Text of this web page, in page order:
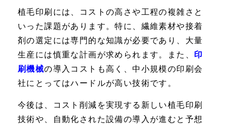
植毛印刷には、コストの高さや工程の複雑さと
いった課題があります。特に、繊維素材や接着
剤の選定には専門的な知識が必要であり、大量
生産には慎重な計画が求められます。また、 印
刷機械の導入コストも高く、中小規模の印刷会
社にとってはハードルが高い技術です。
今後は、コスト削減を実現する新しい植毛印刷
技術や、自動化された設備の導入が進むと予想